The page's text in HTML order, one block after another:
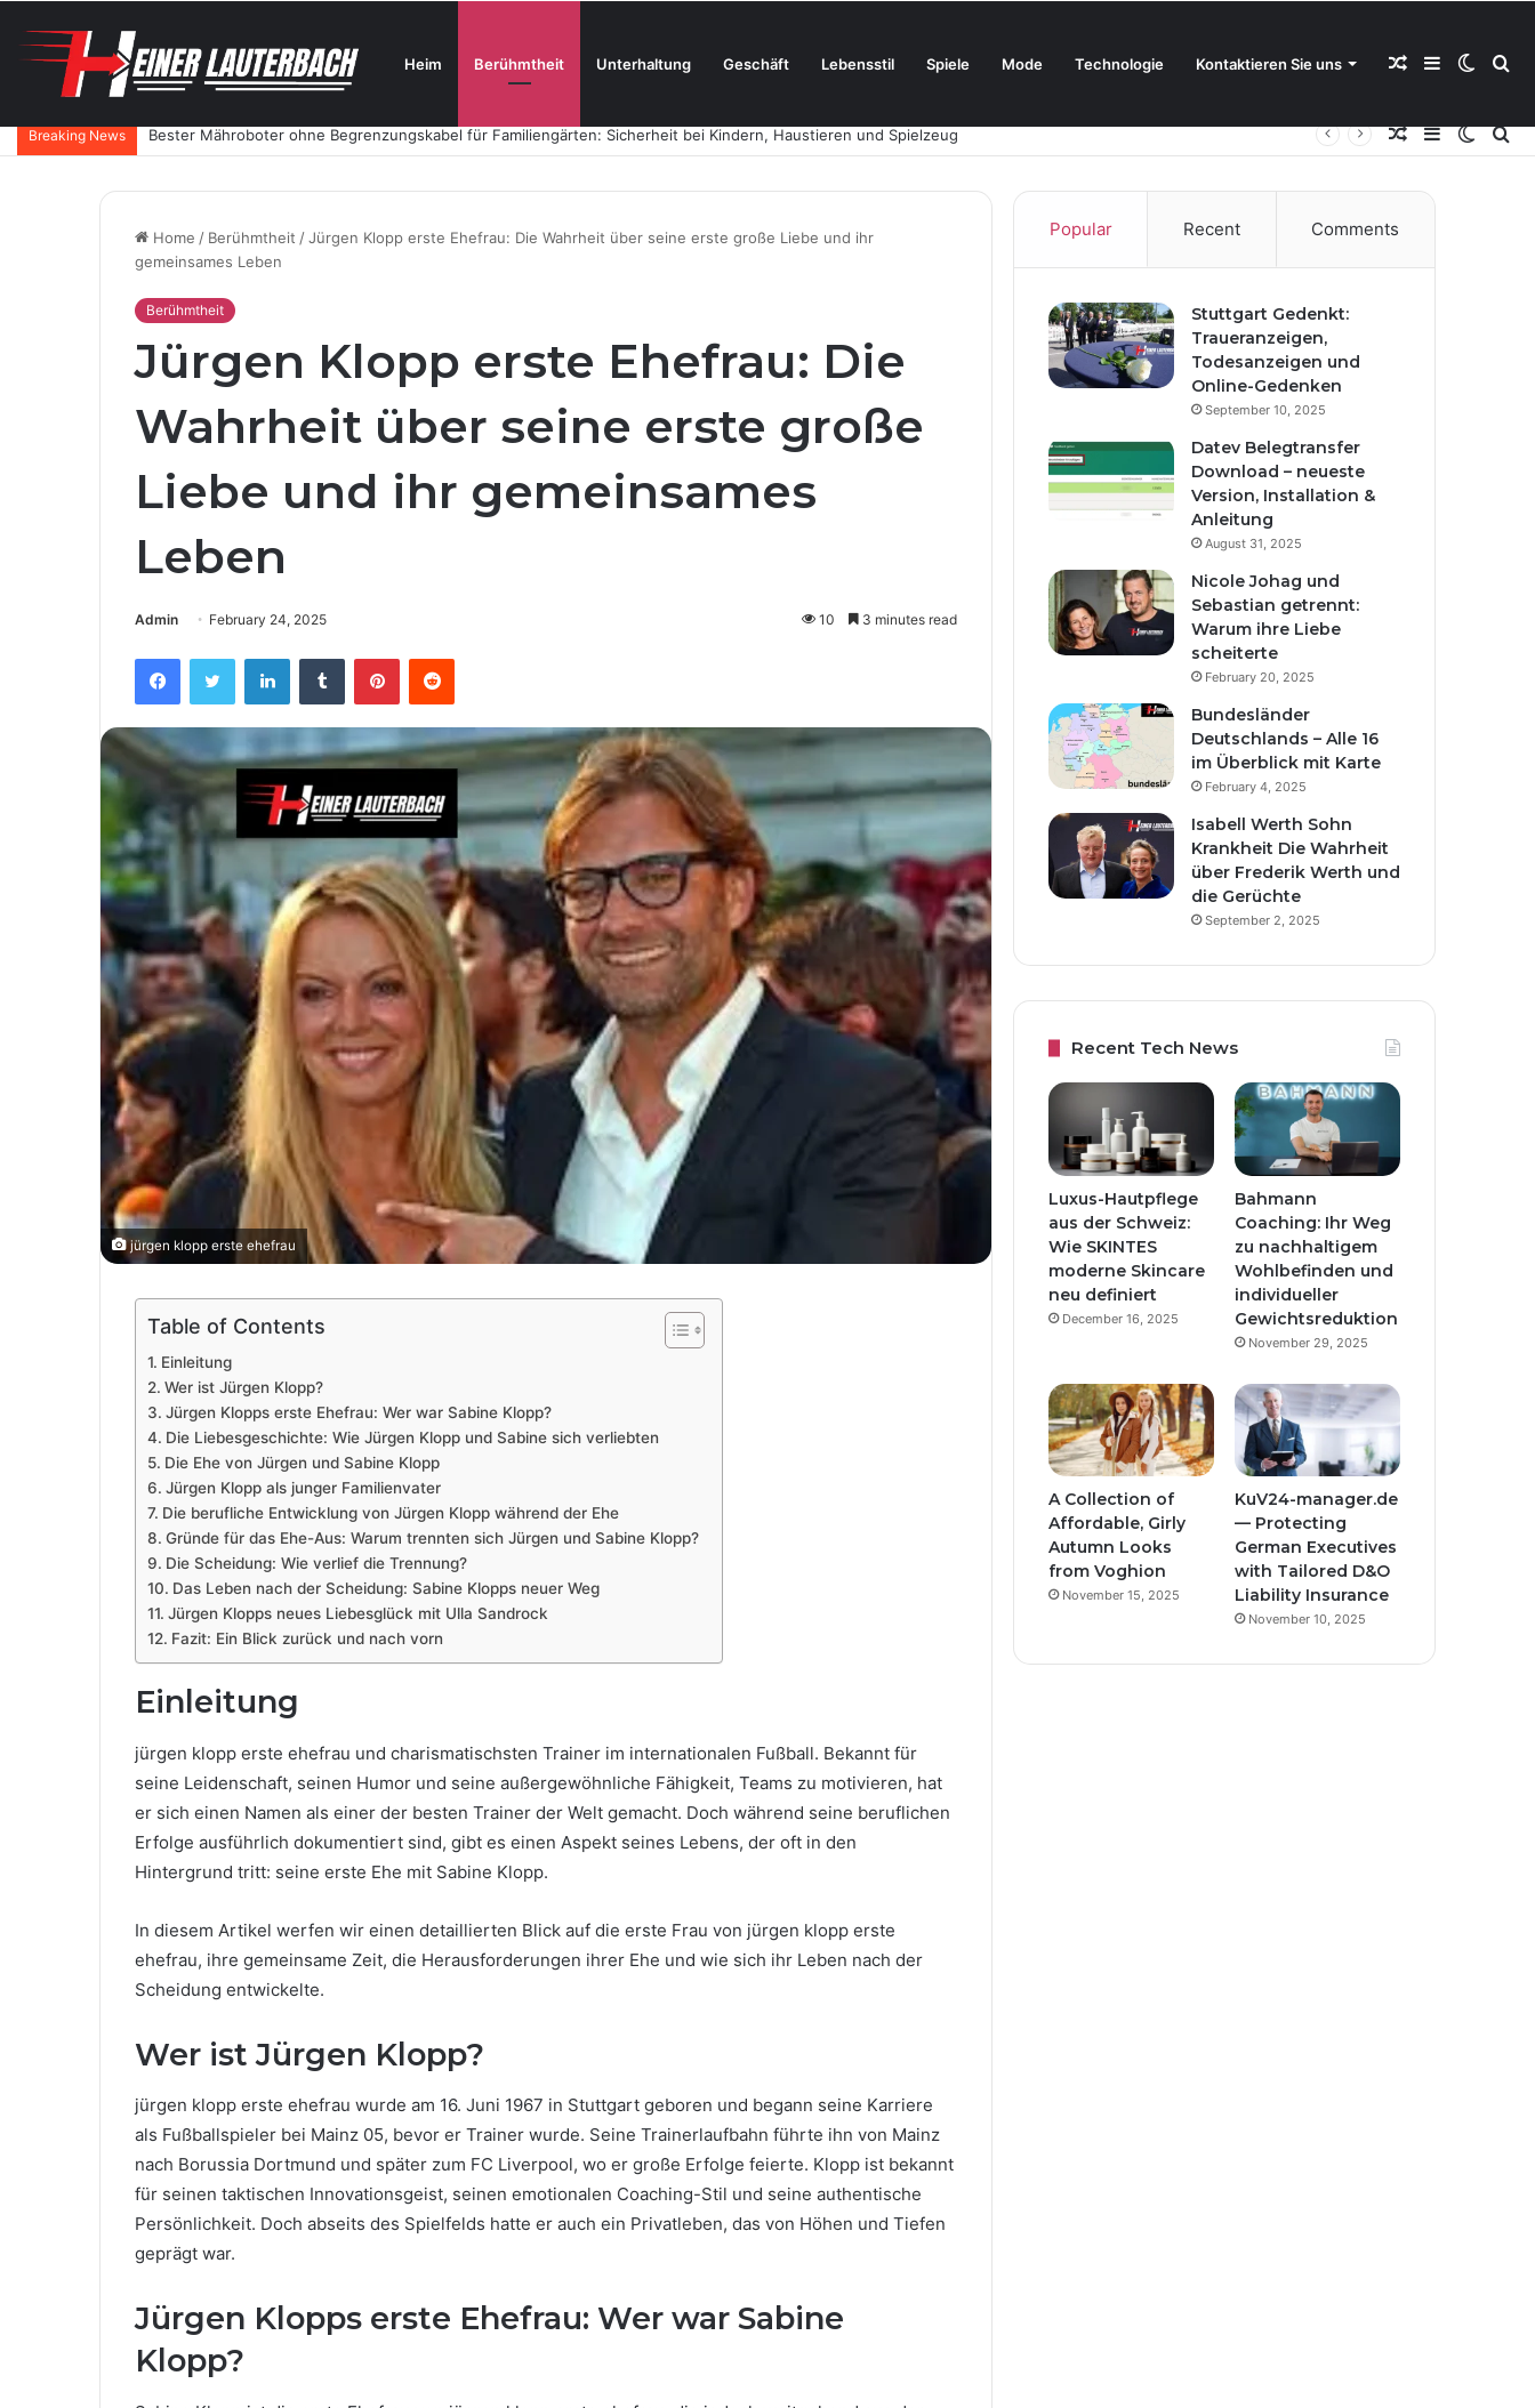
Heim Berühmtheit Unterhaltung Geschäft Lebensstil Spiele Mode Technologie Kontaktieren Sie uns Switch
Sidebar
Random
Article
Breaking News Luxus-Hautpflege aus der Schweiz: Wie SKINTES moderne Skincare neu definiert
Switch
Sidebar
Random
Home / Berühmtheit /Jürgen Klopp erste Ehefrau: Die Wahrheit über seine erste große Liebe und ihr
gemeinsames Leben
Berühmtheit
Jürgen Klopp erste Ehefrau: Die
Wahrheit über seine erste große
Liebe und ihr gemeinsames
Leben
Admin February 24, 2025 10 3 minutes read
FacebookTwitter LinkedInTumblr PinterestReddit
jürgen klopp erste ehefrau
Table of Contents
Einleitung
Wer ist Jürgen Klopp?
Jürgen Klopps erste Ehefrau: Wer war Sabine Klopp?
Die Liebesgeschichte: Wie Jürgen Klopp und Sabine sich verliebten
Die Ehe von Jürgen und Sabine Klopp
Jürgen Klopp als junger Familienvater
Die berufliche Entwicklung von Jürgen Klopp während der Ehe
Gründe für das Ehe-Aus: Warum trennten sich Jürgen und Sabine Klopp?
Die Scheidung: Wie verlief die Trennung?
Das Leben nach der Scheidung: Sabine Klopps neuer Weg
Jürgen Klopps neues Liebesglück mit Ulla Sandrock
Fazit: Ein Blick zurück und nach vorn
Einleitung
jürgen klopp erste ehefrau und charismatischsten Trainer im internationalen Fußball. Bekannt für
seine Leidenschaft, seinen Humor und seine außergewöhnliche Fähigkeit, Teams zu motivieren, hat
er sich einen Namen als einer der besten Trainer der Welt gemacht. Doch während seine beruflichen
Erfolge ausführlich dokumentiert sind, gibt es einen Aspekt seines Lebens, der oft in den
Hintergrund tritt: seine erste Ehe mit Sabine Klopp.
In diesem Artikel werfen wir einen detaillierten Blick auf die erste Frau von jürgen klopp erste
ehefrau, ihre gemeinsame Zeit, die Herausforderungen ihrer Ehe und wie sich ihr Leben nach der
Scheidung entwickelte.
Wer ist Jürgen Klopp?
jürgen klopp erste ehefrau wurde am 16. Juni 1967 in Stuttgart geboren und begann seine Karriere
als Fußballspieler bei Mainz 05, bevor er Trainer wurde. Seine Trainerlaufbahn führte ihn von Mainz
nach Borussia Dortmund und später zum FC Liverpool, wo er große Erfolge feierte. Klopp ist bekannt
für seinen taktischen Innovationsgeist, seinen emotionalen Coaching-Stil und seine authentische
Persönlichkeit. Doch abseits des Spielfelds hatte er auch ein Privatleben, das von Höhen und Tiefen
geprägt war.
Jürgen Klopps erste Ehefrau: Wer war Sabine
Klopp?
Popular Recent Comments
Stuttgart Gedenkt:
Traueranzeigen,
Todesanzeigen und
Online-Gedenken
September 10, 2025
Datev Belegtransfer
Download – neueste
Version, Installation &
Anleitung
August 31, 2025
Nicole Johag und
Sebastian getrennt:
Warum ihre Liebe
scheiterte
February 20, 2025
Bundesländer
Deutschlands – Alle 16
im Überblick mit Karte
February 4, 2025
Isabell Werth Sohn
Krankheit Die Wahrheit
über Frederik Werth und
die Gerüchte
September 2, 2025
Recent Tech News
Luxus-Hautpflege
aus der Schweiz:
Wie SKINTES
moderne Skincare
neu definiert
December 16, 2025
Bahmann
Coaching: Ihr Weg
zu nachhaltigem
Wohlbefinden und
individueller
Gewichtsreduktion
November 29, 2025
A Collection of
Affordable, Girly
Autumn Looks
from Voghion
November 15, 2025
KuV24-manager.de
— Protecting
German Executives
with Tailored D&O
Liability Insurance
November 10, 2025